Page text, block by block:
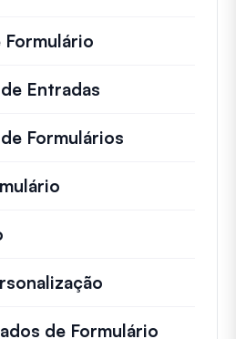
Entradas
Formulários
de Formulário